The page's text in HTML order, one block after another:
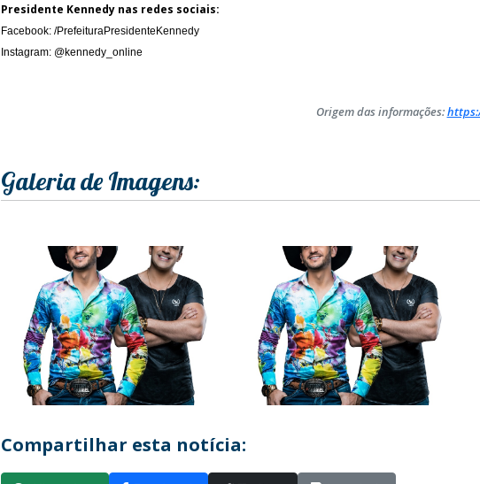
Presidente Kennedy nas redes sociais:
Facebook: /PrefeituraPresidenteKennedy
Instagram: @kennedy_online
Origem das informações:
Galeria de Imagens:
Compartilhar esta notícia: